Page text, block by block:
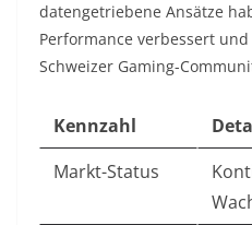
datengetriebene Ansätze
Performance verbessert
Schweizer Gaming-
Kennzahl
Markt-Status